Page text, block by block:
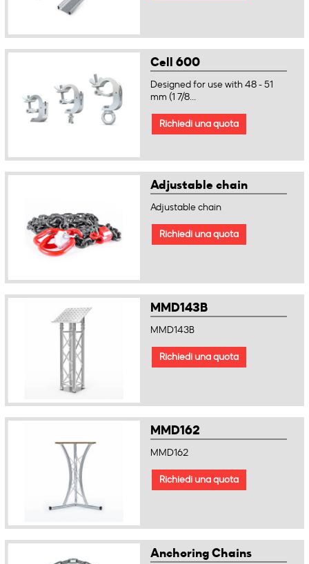
Cell 600
Designed for use with 48 - 51
mm (1 7/8...
Richiedi una quota
Adjustable chain
Adjustable chain
Richiedi una quota
MMD143B
MMD143B
Richiedi una quota
MMD162
MMD162
Richiedi una quota
Anchoring Chains